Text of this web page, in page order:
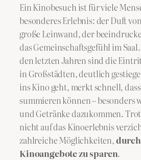
Ein Kinobesuch ist für viele
besonderes Erlebnis: der Duft
große Leinwand, der
das Gemeinschaftsgefühl im
den letzten Jahren sind die
in Großstädten, deutlich
ins Kino geht, merkt schnell,
summieren können – besonders
und Getränke dazukommen.
nicht auf das Kinoerlebnis
zahlreiche Möglichkeiten,
Kinoangebote zu sparen.